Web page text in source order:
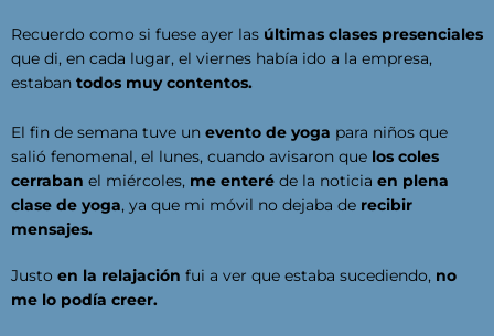
Recuerdo como si fuese ayer las últimas clases presenciales
que di, en cada lugar, el viernes había ido a la empresa,
estaban todos muy contentos.
El fin de semana tuve un evento de yoga para niños que
salió fenomenal, el lunes, cuando avisaron que los coles
cerraban el miércoles, me enteré de la noticia en plena
clase de yoga, ya que mi móvil no dejaba de recibir
mensajes.
Justo en la relajación fui a ver que estaba sucediendo, no
me lo podía creer.